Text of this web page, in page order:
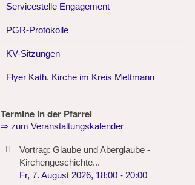
Servicestelle Engagement
PGR-Protokolle
KV-Sitzungen
Flyer Kath. Kirche im Kreis Mettmann
Termine in der Pfarrei
⇒ zum Veranstaltungskalender
Vortrag: Glaube und Aberglaube -
Kirchengeschichte...
Fr, 7. August 2026, 18:00- 20:00